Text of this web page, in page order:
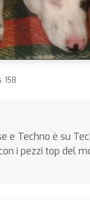
158
e Techno è su
i pezzi top del